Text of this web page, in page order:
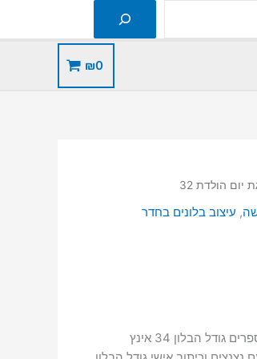
₪0
הולדת 32
, עיצוב בלונים בחדר
הבלון 34 אינץ